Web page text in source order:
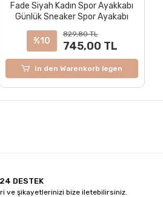
Fade Siyah Kadın Spor Ayakkabı
Günlük Sneaker Spor Ayakabı
%10
829,80 TL
745,00 TL
In den Warenkorb legen
DESTEK
ve şikayetlerinizi bize iletebilirsiniz.